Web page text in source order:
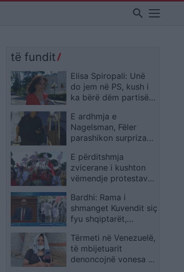
search
të fundit
Elisa Spiropali: Unë
do jem në PS, kush i
ka bërë dëm partisë
vendin
E ardhmja e
Nagelsman, Fëler
parashikon surpriza
Mendoj se …
E përditshmja
zvicerane i kushton
vëmendje protestave
largimi i Ramës
Bardhi: Rama i
shmanget Kuvendit siç
fyu shqiptarët,
menduar, por nuk
është i lirë
Tërmeti në Venezuelë,
të mbijetuarit
denoncojnë vonesa në